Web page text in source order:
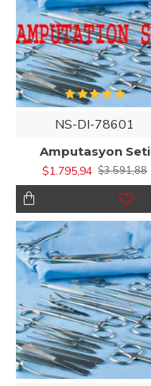
NS-DI-78601
Amputasyon Seti
$1.795,94 $3.591,88